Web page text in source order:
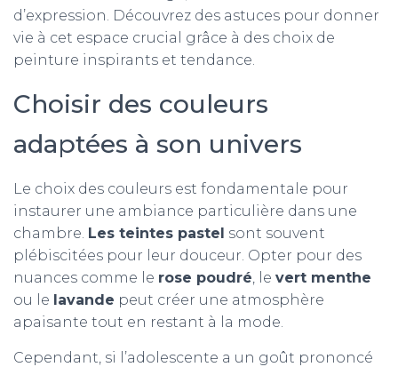
d’expression. Découvrez des astuces pour donner
vie à cet espace crucial grâce à des choix de
peinture inspirants et tendance.
Choisir des couleurs
adaptées à son univers
Le choix des couleurs est fondamentale pour
instaurer une ambiance particulière dans une
chambre. Les teintes pastel sont souvent
plébiscitées pour leur douceur. Opter pour des
nuances comme le rose poudré, le vert menthe
ou le lavande peut créer une atmosphère
apaisante tout en restant à la mode.
Cependant, si l’adolescente a un goût prononcé